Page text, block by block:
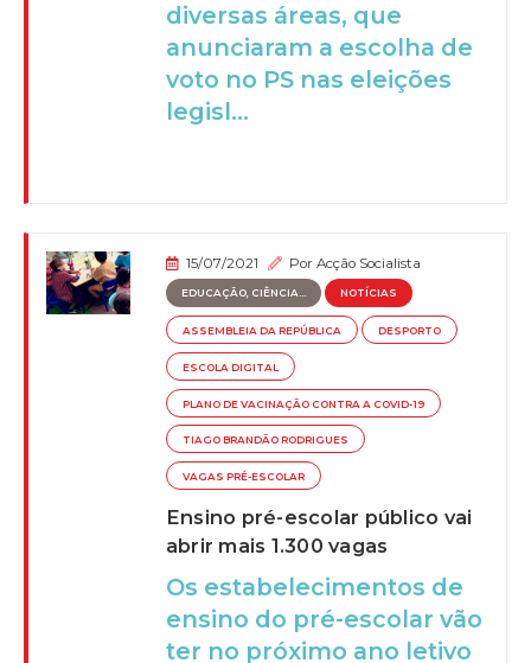
diversas áreas, que
anunciaram a escolha de
voto no PS nas eleições
legisl...
15/07/2021 PorAcção Socialista
EDUCAÇÃO, CIÊNCIA... NOTÍCIAS
ASSEMBLEIA DA REPÚBLICA DESPORTO
ESCOLA DIGITAL
PLANO DE VACINAÇÃO CONTRA A COVID-19
TIAGO BRANDÃO RODRIGUES
VAGAS PRÉ-ESCOLAR
Ensino pré-escolar público vai
abrir mais 1.300 vagas
Os estabelecimentos de
ensino do pré-escolar vão
ter no próximo ano letivo